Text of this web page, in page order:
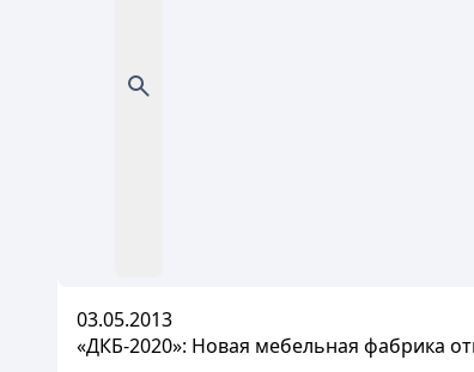
03.05.2013
«ДКБ-2020»: Новая мебельная фабрика